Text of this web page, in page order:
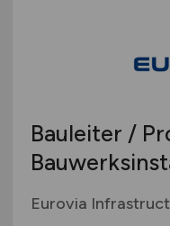
Bauleiter /
Eurovia